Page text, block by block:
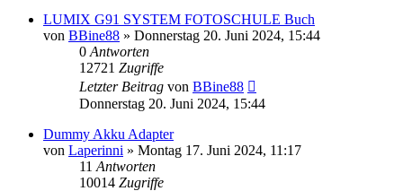
LUMIX G91 SYSTEM FOTOSCHULE Buch
von BBine88 » Donnerstag 20. Juni 2024, 15:44
0 Antworten
12721 Zugriffe
Letzter Beitrag von BBine88
Donnerstag 20. Juni 2024, 15:44
Dummy Akku Adapter
von Laperinni » Montag 17. Juni 2024, 11:17
11 Antworten
10014 Zugriffe